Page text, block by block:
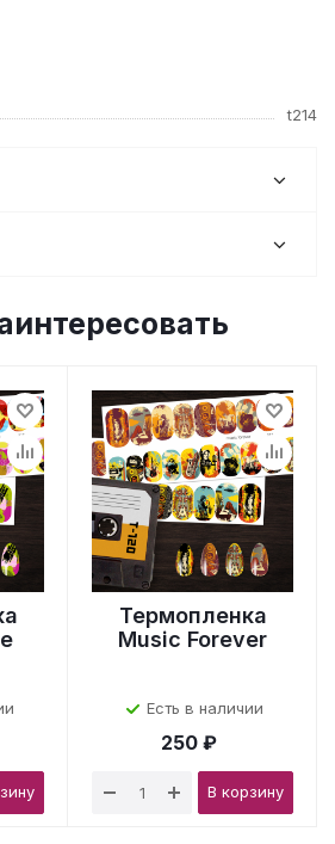
t214
Термопленка
Music Forever
Есть в наличии
250 ₽
В корзину